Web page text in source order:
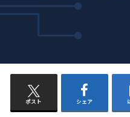
ポスト シェア